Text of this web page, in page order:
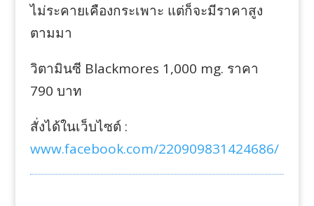
ไม่ระคายเคืองกระเพาะ แต่ก็จะมีราคาสูง
ตามมา
วิตามินซี Blackmores 1,000 mg. ราคา
790 บาท
สั่งได้ในเว็บไซต์ :
www.facebook.com/220909831424686/